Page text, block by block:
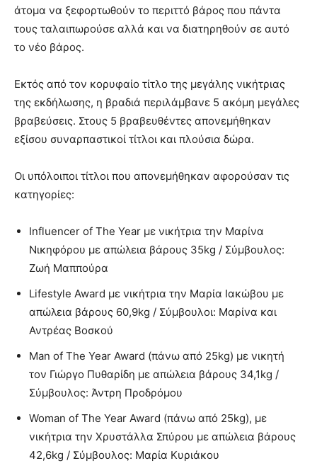
άτομα να ξεφορτωθούν το περιττό βάρος που πάντα
τους ταλαιπωρούσε αλλά και να διατηρηθούν σε αυτό
το νέο βάρος.
Εκτός από τον κορυφαίο τίτλο της μεγάλης νικήτριας
της εκδήλωσης, η βραδιά περιλάμβανε 5 ακόμη μεγάλες
βραβεύσεις. Στους 5 βραβευθέντες απονεμήθηκαν
εξίσου συναρπαστικοί τίτλοι και πλούσια δώρα.
Οι υπόλοιποι τίτλοι που απονεμήθηκαν αφορούσαν τις
κατηγορίες:
Influencer of The Year με νικήτρια την Μαρίνα
Νικηφόρου με απώλεια βάρους 35kg / Σύμβουλος:
Ζωή Μαππούρα
Lifestyle Award με νικήτρια την Μαρία Ιακώβου με
απώλεια βάρους 60,9kg / Σύμβουλοι: Μαρίνα και
Αντρέας Βοσκού
Man of The Year Award (πάνω από 25kg) με νικητή
τον Γιώργο Πυθαρίδη με απώλεια βάρους 34,1kg /
Σύμβουλος: Άντρη Προδρόμου
Woman of The Year Award (πάνω από 25kg), με
νικήτρια την Χρυστάλλα Σπύρου με απώλεια βάρους
42,6kg / Σύμβουλος: Μαρία Κυριάκου